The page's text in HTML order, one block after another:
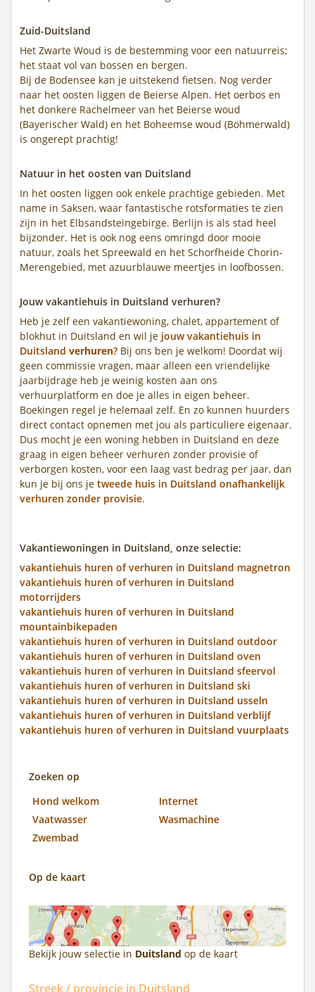
Zuid-Duitsland
Het Zwarte Woud is de bestemming voor een natuurreis;
het staat vol van bossen en bergen.
Bij de Bodensee kan je uitstekend fietsen. Nog verder
naar het oosten liggen de Beierse Alpen. Het oerbos en
het donkere Rachelmeer van het Beierse woud
(Bayerischer Wald) en het Boheemse woud (Böhmerwald)
is ongerept prachtig!
Natuur in het oosten van Duitsland
In het oosten liggen ook enkele prachtige gebieden. Met
name in Saksen, waar fantastische rotsformaties te zien
zijn in het Elbsandsteingebirge. Berlijn is als stad heel
bijzonder. Het is ook nog eens omringd door mooie
natuur, zoals het Spreewald en het Schorfheide Chorin-
Merengebied, met azuurblauwe meertjes in loofbossen.
Jouw vakantiehuis in Duitsland verhuren?
Heb je zelf een vakantiewoning, chalet, appartement of
blokhut in Duitsland en wil je jouw vakantiehuis in
Duitsland verhuren? Bij ons ben je welkom! Doordat wij
geen commissie vragen, maar alleen een vriendelijke
jaarbijdrage heb je weinig kosten aan ons
verhuurplatform en doe je alles in eigen beheer.
Boekingen regel je helemaal zelf. En zo kunnen huurders
direct contact opnemen met jou als particuliere eigenaar.
Dus mocht je een woning hebben in Duitsland en deze
graag in eigen beheer verhuren zonder provisie of
verborgen kosten, voor een laag vast bedrag per jaar, dan
kun je bij ons je tweede huis in Duitsland onafhankelijk
verhuren zonder provisie.
Vakantiewoningen in Duitsland, onze selectie:
vakantiehuis huren of verhuren in Duitsland magnetron
vakantiehuis huren of verhuren in Duitsland
motorrijders
vakantiehuis huren of verhuren in Duitsland
mountainbikepaden
vakantiehuis huren of verhuren in Duitsland outdoor
vakantiehuis huren of verhuren in Duitsland oven
vakantiehuis huren of verhuren in Duitsland sfeervol
vakantiehuis huren of verhuren in Duitsland ski
vakantiehuis huren of verhuren in Duitsland usseln
vakantiehuis huren of verhuren in Duitsland verblijf
vakantiehuis huren of verhuren in Duitsland vuurplaats
Zoeken op
Hond welkom
Internet
Vaatwasser
Wasmachine
Zwembad
Op de kaart
Bekijk jouw selectie in Duitsland op de kaart
Streek / provincie in Duitsland